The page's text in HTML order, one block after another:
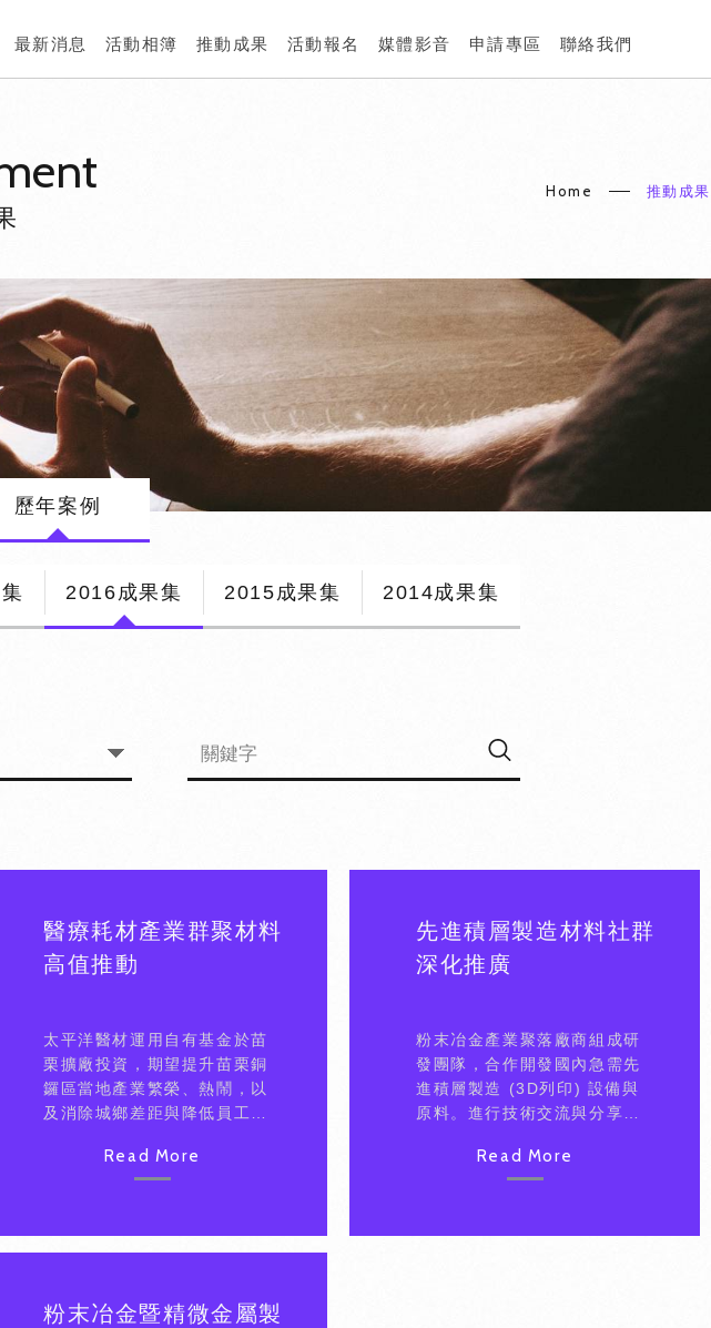
最新消息 活動相簿 推動成果 活動報名 媒體影音 申請專區 聯絡我們
Home 推動成果
歷年案例
2016成果集 2015成果集 2014成果集
醫療耗材產業群聚材料
高值推動
太平洋醫材運用自有基金於苗
栗擴廠投資，期望提升苗栗銅
鑼區當地產業繁榮、熱鬧，以
及消除城鄉差距與降低員工流
侷限於醫材，需要工研院之相
關技術能量協助。
Read More
先進積層製造材料社群
深化推廣
粉末冶金產業聚落廠商組成研
發團隊，合作開發國內急需先
進積層製造 (3D列印) 設備與
原料。進行技術交流與分享，
Read More
粉末冶金暨精微金屬製